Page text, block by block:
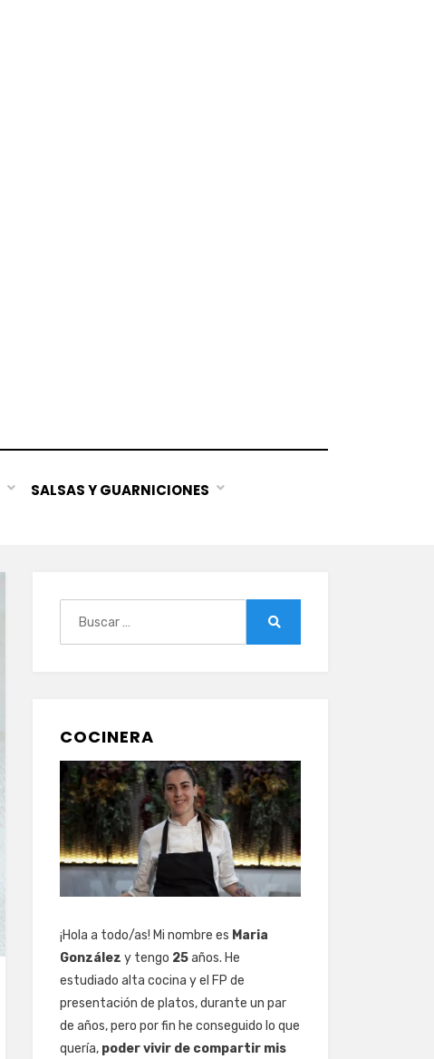
SALSAS Y GUARNICIONES
COCINERA
¡Hola a todo/as! Mi nombre es Maria
González y tengo 25años. He
estudiado alta cocina y el FP de
presentación de platos, durante un par
de años, pero por fin he conseguido lo que
quería, poder vivir de compartir mis